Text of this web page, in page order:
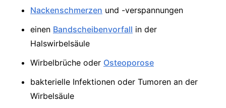
Nackenschmerzen und -verspannungen
einen Bandscheibenvorfall in der
Halswirbelsäule
Wirbelbrüche oder Osteoporose
bakterielle Infektionen oder Tumoren an der
Wirbelsäule